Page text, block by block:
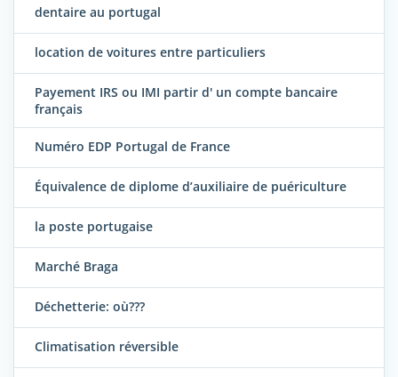
dentaire au portugal
location de voitures entre particuliers
Payement IRS ou IMI partir d' un compte bancaire
français
Numéro EDP Portugal de France
Équivalence de diplome d’auxiliaire de puériculture
la poste portugaise
Marché Braga
Déchetterie: où???
Climatisation réversible